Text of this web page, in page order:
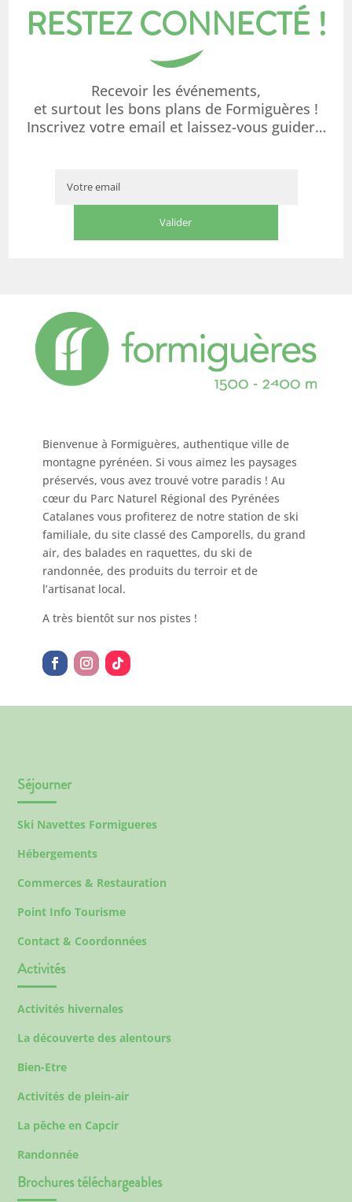
RESTEZ CONNECTÉ !
Recevoir les événements,
et surtout les bons plans de Formiguères !
Inscrivez votre email et laissez-vous guider…
Bienvenue à Formiguères, authentique ville de
montagne pyrénéen. Si vous aimez les paysages
préservés, vous avez trouvé votre paradis ! Au
cœur du Parc Naturel Régional des Pyrénées
Catalanes vous profiterez de notre station de ski
familiale, du site classé des Camporells, du grand
air, des balades en raquettes, du ski de
randonnée, des produits du terroir et de
l’artisanat local.
A très bientôt sur nos pistes !
Séjourner
Ski Navettes Formigueres
Hébergements
Commerces & Restauration
Point Info Tourisme
Contact & Coordonnées
Activités
Activités hivernales
La découverte des alentours
Bien-Etre
Activités de plein-air
La pêche en Capcir
Randonnée
Brochures téléchargeables